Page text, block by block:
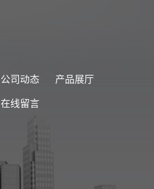
公司动态 产品展厅
在线留言